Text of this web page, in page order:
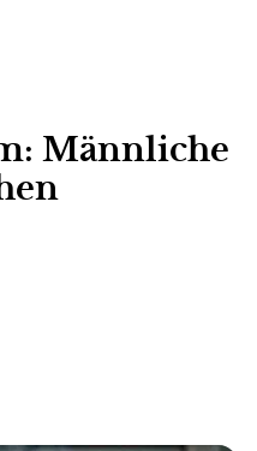
Männliche